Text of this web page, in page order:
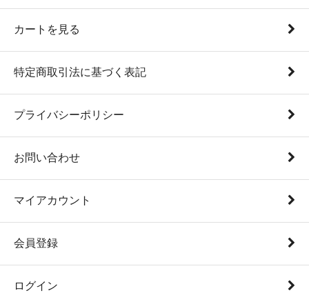
カートを見る
特定商取引法に基づく表記
プライバシーポリシー
お問い合わせ
マイアカウント
会員登録
ログイン